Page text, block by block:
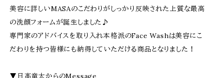
美容に詳しいMASAのこだわりがしっかり反映された上質な最高
の洗顔フォームが誕生しました♪
専門家のアドバイスを取り入れ本格派のFace Washは美容にこ
だわりを持つ皆様にも納得していただける商品となりました！
▼日髙竜太からのMessage